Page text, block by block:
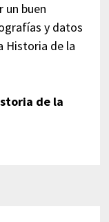
un buen
y datos
Historia de la
de la